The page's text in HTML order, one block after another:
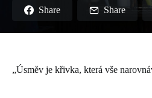
Share Share
„Úsměv je křivka, která vše